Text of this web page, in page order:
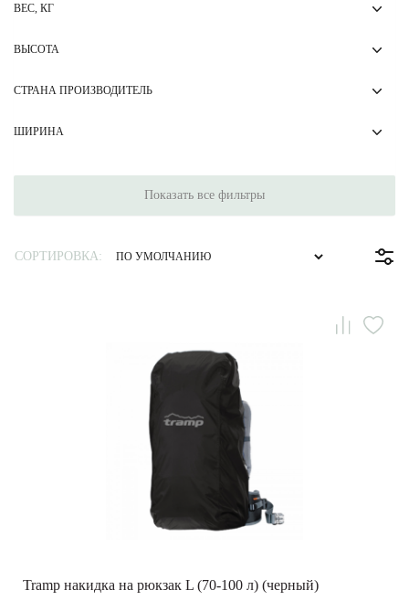
ВЕС, КГ
ВЫСОТА
СТРАНА ПРОИЗВОДИТЕЛЬ
ШИРИНА
Показать все фильтры
СОРТИРОВКА:
Tramp накидка на рюкзак L (70-100 л) (черный)